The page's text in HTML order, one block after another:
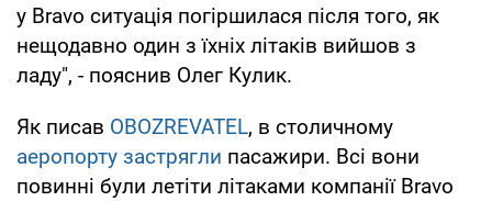
у Bravo ситуація погіршилася після того, як
нещодавно один з їхніх літаків вийшов з
ладу", - пояснив Олег Кулик.
Як писав OBOZREVATEL, в столичному
аеропорту застрягли пасажири. Всі вони
повинні були летіти літаками компанії Bravo